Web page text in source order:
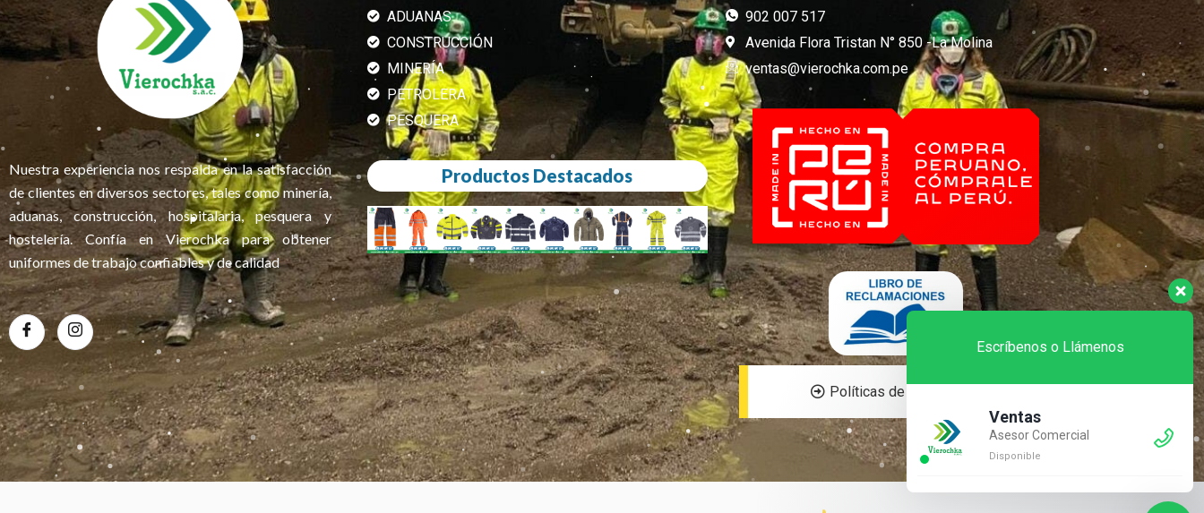
Nuestra experiencia nos respalda en la satisfacción
de clientes en diversos sectores, tales como minería,
aduanas, construcción, hospitalaria, pesquera y
hostelería. Confía en Vierochka para obtener
uniformes de trabajo confiables y de calidad
ADUANAS
CONSTRUCCIÓN
MINERÍA
PETROLERA
PESQUERA
Productos Destacados
902 007 517
Avenida Flora Tristan N° 850 -La Molina
ventas@vierochka.com.pe
Políticas de la empresa.
Escríbenos o Llámenos
Ventas
Asesor Comercial
Disponible